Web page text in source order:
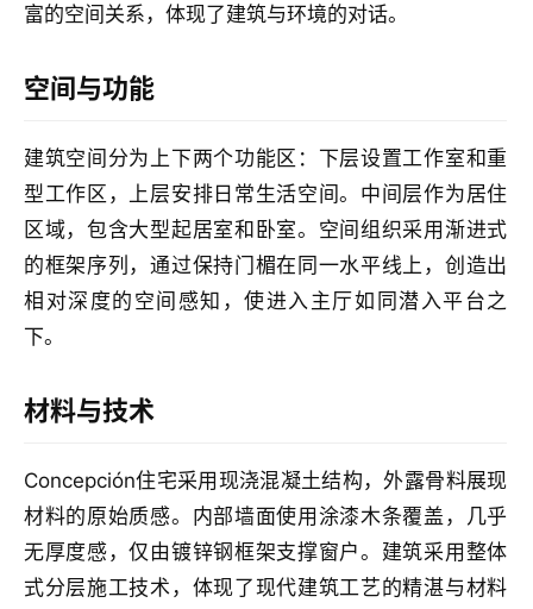
极
工
作
富的空间关系，体现了建筑与环境的对话。
空间与功能
建筑空间分为上下两个功能区：下层设置工作室和重
型工作区，上层安排日常生活空间。中间层作为居住
区域，包含大型起居室和卧室。空间组织采用渐进式
的框架序列，通过保持门楣在同一水平线上，创造出
相对深度的空间感知，使进入主厅如同潜入平台之
下。
材料与技术
Concepción住宅采用现浇混凝土结构，外露骨料展现
材料的原始质感。内部墙面使用涂漆木条覆盖，几乎
无厚度感，仅由镀锌钢框架支撑窗户。建筑采用整体
式分层施工技术，体现了现代建筑工艺的精湛与材料